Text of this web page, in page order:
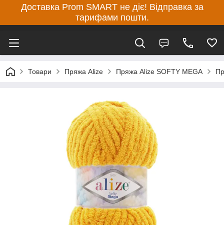
Доставка Prom SMART не діє! Відправка за
тарифами пошти.
Товари Пряжа Alize Пряжа Alize SOFTY MEGA